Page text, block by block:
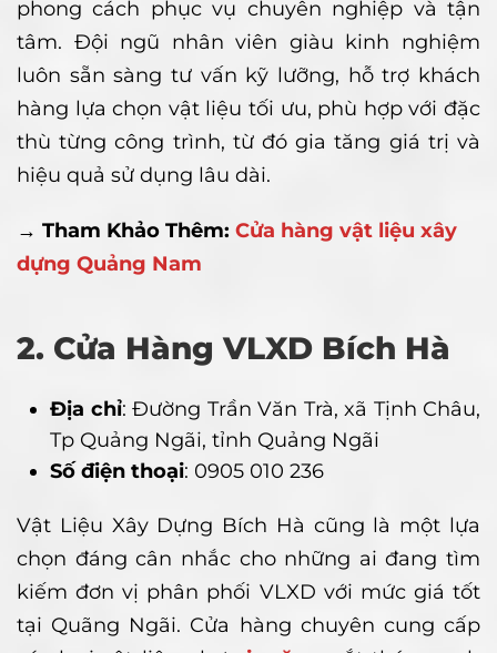
phong cách phục vụ chuyên nghiệp và tận
tâm. Đội ngũ nhân viên giàu kinh nghiệm
luôn sẵn sàng tư vấn kỹ lưỡng, hỗ trợ khách
hàng lựa chọn vật liệu tối ưu, phù hợp với đặc
thù từng công trình, từ đó gia tăng giá trị và
hiệu quả sử dụng lâu dài.
→ Tham Khảo Thêm: Cửa hàng vật liệu xây
dựng Quảng Nam
2. Cửa Hàng VLXD Bích Hà
Địa chỉ: Đường Trần Văn Trà, xã Tịnh Châu,
Tp Quảng Ngãi, tỉnh Quảng Ngãi
Số điện thoại: 0905 010 236
Vật Liệu Xây Dựng Bích Hà cũng là một lựa
chọn đáng cân nhắc cho những ai đang tìm
kiếm đơn vị phân phối VLXD với mức giá tốt
tại Quãng Ngãi. Cửa hàng chuyên cung cấp